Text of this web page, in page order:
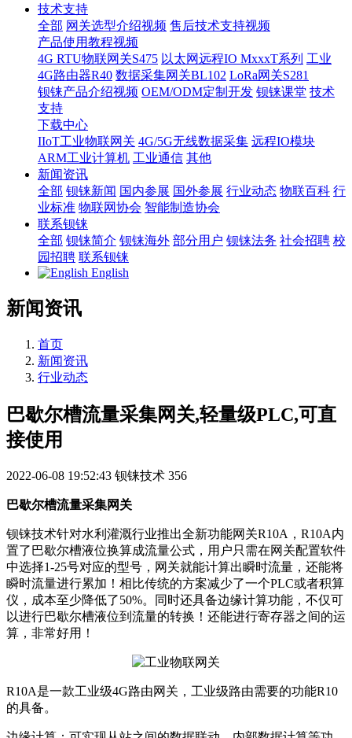
技术支持
全部 网关选型介绍视频 售后技术支持视频
产品使用教程视频
4G RTU物联网关S475 以太网远程IO MxxxT系列 工业
4G路由器R40 数据采集网关BL102 LoRa网关S281
钡铼产品介绍视频 OEM/ODM定制开发 钡铼课堂 技术
支持
下载中心
IIoT工业物联网关 4G/5G无线数据采集 远程IO模块
ARM工业计算机 工业通信 其他
新闻资讯
全部 钡铼新闻 国内参展 国外参展 行业动态 物联百科 行
业标准 物联网协会 智能制造协会
联系钡铼
全部 钡铼简介 钡铼海外 部分用户 钡铼法务 社会招聘 校
园招聘 联系钡铼
English
新闻资讯
首页
新闻资讯
行业动态
巴歇尔槽流量采集网关,轻量级PLC,可直
接使用
2022-06-08 19:52:43 钡铼技术 356
巴歇尔槽流量采集网关
钡铼技术针对水利灌溉行业推出全新功能网关R10A，R10A内
置了巴歇尔槽液位换算成流量公式，用户只需在网关配置软件
中选择1-25号对应的型号，网关就能计算出瞬时流量，还能将
瞬时流量进行累加！相比传统的方案减少了一个PLC或者积算
仪，成本至少降低了50%。同时还具备边缘计算功能，不仅可
以进行巴歇尔槽液位到流量的转换！还能进行寄存器之间的运
算，非常好用！
R10A是一款工业级4G路由网关，工业级路由需要的功能R10
的具备。